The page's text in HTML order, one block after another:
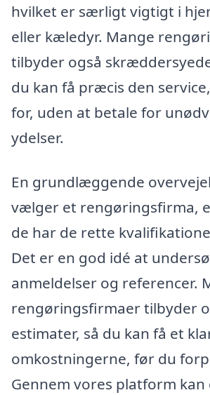
hvilket er særligt vigtigt i
eller kæledyr. Mange
tilbyder også
du kan få præcis den
for, uden at betale for
ydelser.
En grundlæggende
vælger et rengøringsfirma,
de har de rette
Det er en god idé at
anmeldelser og referencer.
rengøringsfirmaer tilbyder
estimater, så du kan få et
omkostningerne, før du
Gennem vores platform kan